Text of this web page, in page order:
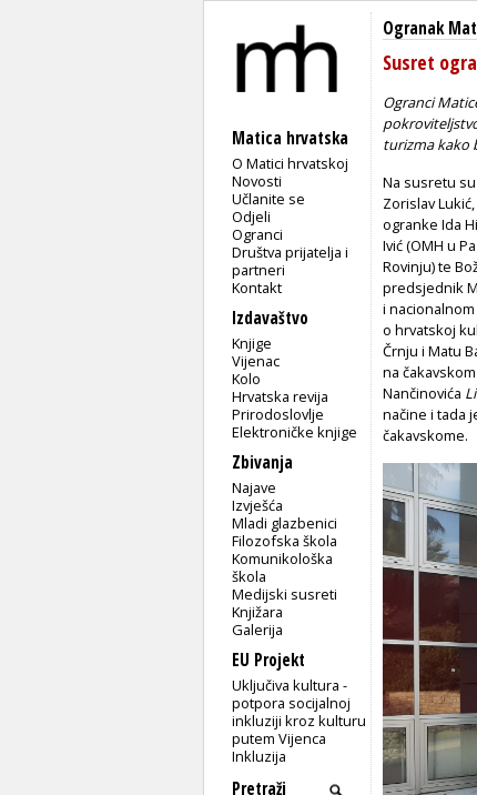
Matica hrvatska
O Matici hrvatskoj
Novosti
Učlanite se
Odjeli
Ogranci
Društva prijatelja i
partneri
Kontakt
Izdavaštvo
Knjige
Vijenac
Kolo
Hrvatska revija
Prirodoslovlje
Elektroničke knjige
Zbivanja
Najave
Izvješća
Mladi glazbenici
Filozofska škola
Komunikološka
škola
Medijski susreti
Knjižara
Galerija
EU Projekt
Uključiva kultura -
potpora socijalnoj
inkluziji kroz kulturu
putem Vijenca
Inkluzija
Ogranak
Susret
Ogranci
turizma kako
Na susretu
Zorislav
ogranke Ida
Ivić (OMH u
Rovinju) te
predsjednik
i
o hrvatskoj
Črnju i Matu
na
Nančinovića
načine i tada
čakavskome.